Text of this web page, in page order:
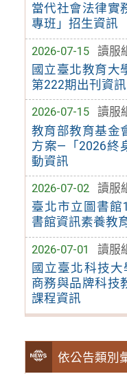
當代社會法律實
專班」招生資訊
2026-07-15
讀服
國立臺北教育大
第222期出刊資訊
2026-07-15
讀服
教育部教育基金
方案—「2026終
動資訊
2026-07-02
讀服
臺北市立圖書館
書館資訊素養教
2026-07-01
讀服
國立臺北科技大
商務與品牌科技
課程資訊
依公告類別